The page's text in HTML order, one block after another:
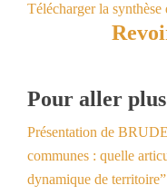
Télécharger la
Pour aller
Présentation de
communes : quelle
dynamique de territoire”